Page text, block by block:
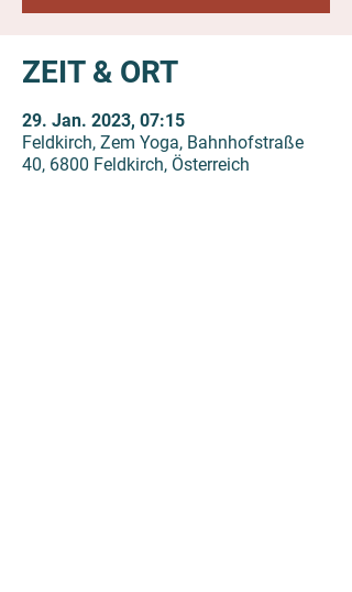
ZEIT & ORT
29. Jan. 2023, 07:15
Feldkirch, Zem Yoga, Bahnhofstraße
40, 6800 Feldkirch, Österreich